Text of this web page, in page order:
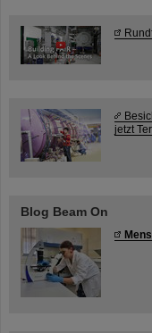
jetzt
Blog Beam On